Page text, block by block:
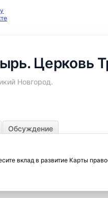
Церковь
Новгород.
Обсуждение
вклад в развитие Карты